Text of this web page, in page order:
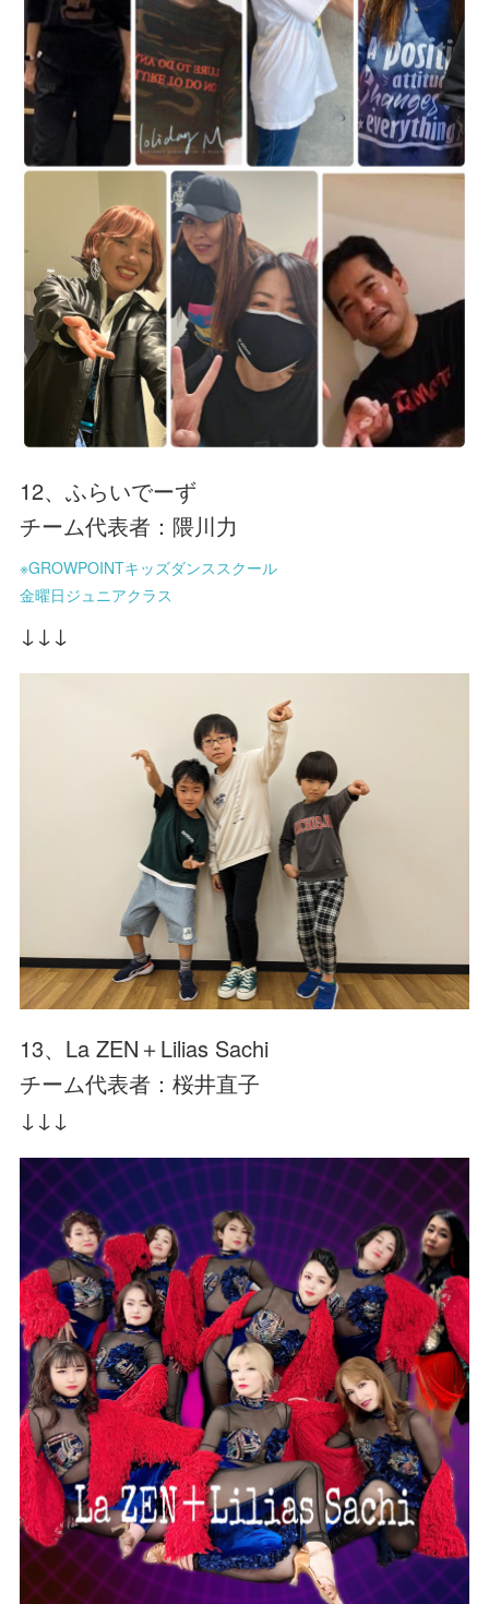
12、ふらいでーず
チーム代表者：隈川力
※GROWPOINTキッズダンススクール
金曜日ジュニアクラス
↓↓↓
13、La ZEN＋Lilias Sachi
チーム代表者：桜井直子
↓↓↓